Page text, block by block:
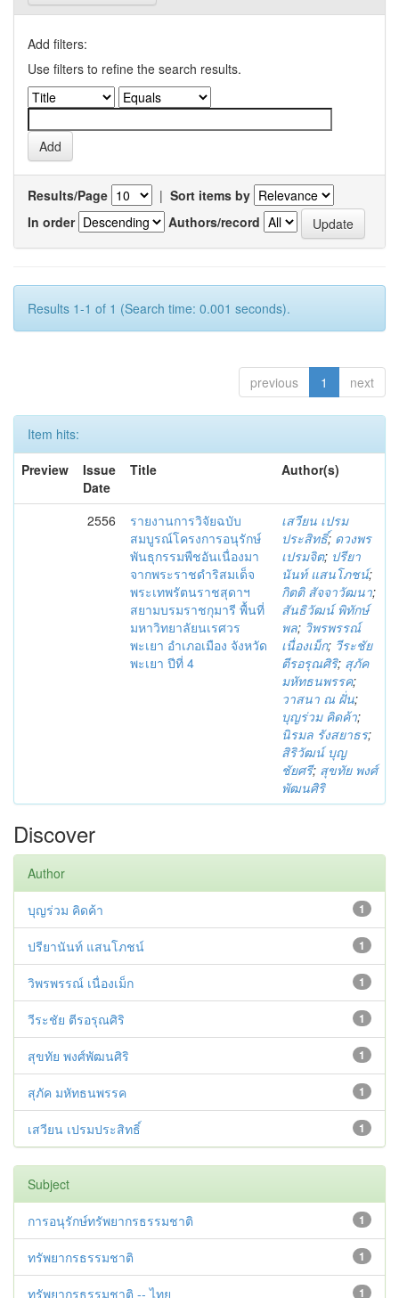
Add filters:
Use filters to refine the search results.
Results/Page | Sort items by
In order
Authors/record
Results 1-1 of 1 (Search time: 0.001 seconds).
previous 1 next
Item hits:
Preview
Issue
Date
Title Author(s)
2556
รายงานการวิจัยฉบับ
สมบูรณ์โครงการอนุรักษ์
พันธุกรรมพืชอันเนื่องมา
จากพระราชดำริสมเด็จ
พระเทพรัตนราชสุดาฯ
สยามบรมราชกุมารี พื้นที่
มหาวิทยาลัยนเรศวร
พะเยา อำเภอเมือง จังหวัด
พะเยา ปีที่ 4
เสวียน เปรม
ประสิทธิ์; ดวงพร
เปรมจิต; ปรียา
นันท์ แสนโภชน์;
กิตติ สัจจาวัฒนา;
สันธิวัฒน์ พิทักษ์
พล; วิพรพรรณ์
เนื่องเม็ก; วีระชัย
ตีรอรุณศิริ; สุภัค
มหัทธนพรรค;
วาสนา ณ ฝั่น;
บุญร่วม คิดค้า;
นิรมล รังสยาธร;
สิริวัฒน์ บุญ
ชัยศรี; สุขทัย พงศ์
พัฒนศิริ
Discover
Author
1
บุญร่วม คิดค้า
1
ปรียานันท์ แสนโภชน์
1
วิพรพรรณ์ เนื่องเม็ก
1
วีระชัย ตีรอรุณศิริ
1
สุขทัย พงศ์พัฒนศิริ
1
สุภัค มหัทธนพรรค
1
เสวียน เปรมประสิทธิ์
Subject
1
การอนุรักษ์ทรัพยากรธรรมชาติ
1
ทรัพยากรธรรมชาติ
1
ทรัพยากรธรรมชาติ -- ไทย